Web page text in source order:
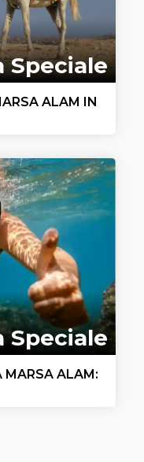
Speciale
ALAM IN
Speciale
MARSA ALAM: